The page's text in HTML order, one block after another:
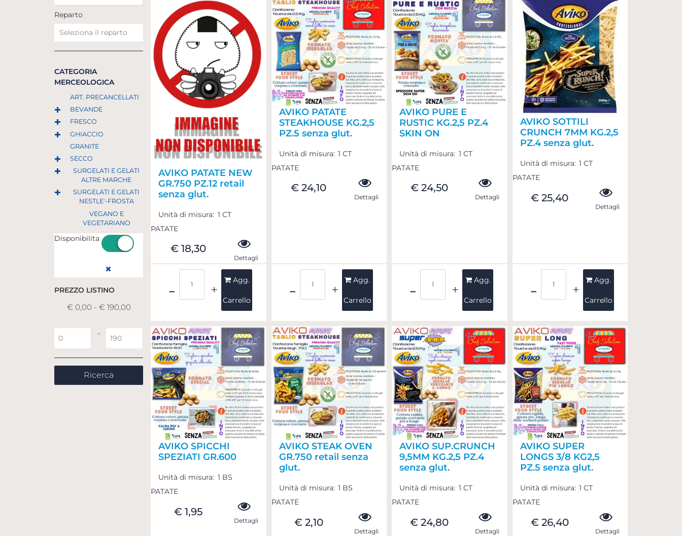
Reparto
CATEGORIA
MERCEOLOGICA
ART. PRECANCELLATI
BEVANDE
FRESCO
GHIACCIO
GRANITE
SECCO
SURGELATI E GELATI
ALTRE MARCHE
SURGELATI E GELATI
NESTLE'-FROSTA
VEGANO E
VEGETARIANO
Disponibilita
Disponibilita
Rimuovi filtro
PREZZO LISTINO
€ 0,00 - € 190,00
Prezzo minimo
- Prezzo massimo
AVIKO PATATE NEW
GR.750 PZ.12 retail
senza glut.
Unità di misura: 1 CT
PATATE
€ 18,30
Dettagli
Agg.
Carrello
AVIKO PATATE
STEAKHOUSE KG.2,5
PZ.5 senza glut.
Unità di misura: 1 CT
PATATE
€ 24,10
Dettagli
Agg.
Carrello
AVIKO PURE E
RUSTIC KG.2,5 PZ.4
SKIN ON
Unità di misura: 1 CT
PATATE
€ 24,50
Dettagli
Agg.
Carrello
AVIKO SOTTILI
CRUNCH 7MM KG.2,5
PZ.4 senza glut.
Unità di misura: 1 CT
PATATE
€ 25,40
Dettagli
Agg.
Carrello
AVIKO SPICCHI
SPEZIATI GR.600
Unità di misura: 1 BS
PATATE
€ 1,95
Dettagli
AVIKO STEAK OVEN
GR.750 retail senza
glut.
Unità di misura: 1 BS
PATATE
€ 2,10
Dettagli
AVIKO SUP.CRUNCH
9,5MM KG.2,5 PZ.4
senza glut.
Unità di misura: 1 CT
PATATE
€ 24,80
Dettagli
AVIKO SUPER
LONGS 3/8 KG2,5
PZ.5 senza glut.
Unità di misura: 1 CT
PATATE
€ 26,40
Dettagli